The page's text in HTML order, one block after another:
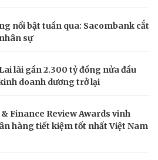
nổi bật tuần qua: Sacombank cắt
sự
lãi gần 2.300 tỷ đồng nửa đầu
doanh dương trở lại
Finance Review Awards vinh
hàng tiết kiệm tốt nhất Việt Nam